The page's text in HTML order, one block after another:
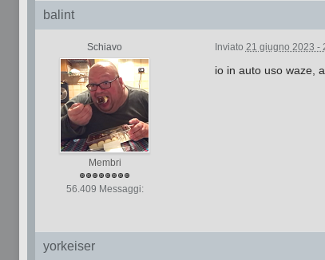
balint
Schiavo
Membri
56.409 Messaggi:
Inviato 21 giugno 2023 -
io in auto uso waze,
yorkeiser